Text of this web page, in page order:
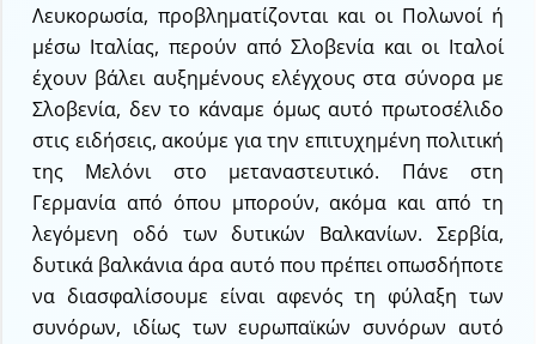
Λευκορωσία, προβληματίζονται και οι Πολωνοί ή
μέσω Ιταλίας, περούν από Σλοβενία και οι Ιταλοί
έχουν βάλει αυξημένους ελέγχους στα σύνορα με
Σλοβενία, δεν το κάναμε όμως αυτό πρωτοσέλιδο
στις ειδήσεις, ακούμε για την επιτυχημένη πολιτική
της Μελόνι στο μεταναστευτικό. Πάνε στη
Γερμανία από όπου μπορούν, ακόμα και από τη
λεγόμενη οδό των δυτικών Βαλκανίων. Σερβία,
δυτικά βαλκάνια άρα αυτό που πρέπει οπωσδήποτε
να διασφαλίσουμε είναι αφενός τη φύλαξη των
συνόρων, ιδίως των ευρωπαϊκών συνόρων αυτό